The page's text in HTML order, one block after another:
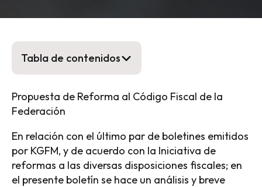
Tabla de contenidos
Propuesta de Reforma al Código Fiscal de la
Federación
En relación con el último par de boletines emitidos
por KGFM, y de acuerdo con la Iniciativa de
reformas a las diversas disposiciones fiscales; en
el presente boletín se hace un análisis y breve